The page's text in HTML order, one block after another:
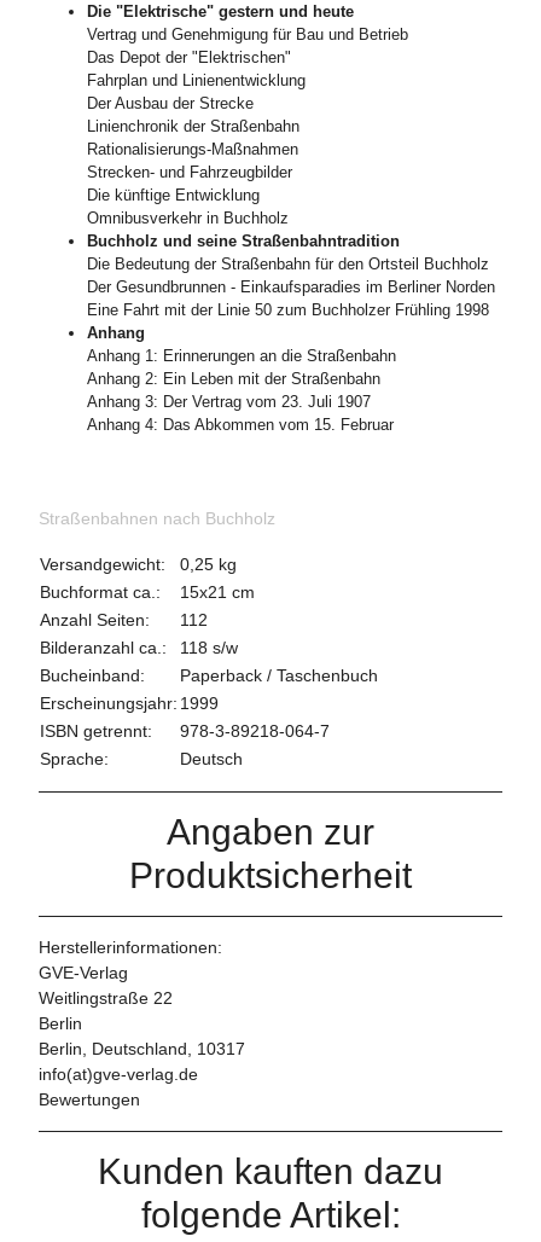
Die "Elektrische" gestern und heute
Vertrag und Genehmigung für Bau und Betrieb
Das Depot der "Elektrischen"
Fahrplan und Linienentwicklung
Der Ausbau der Strecke
Linienchronik der Straßenbahn
Rationalisierungs-Maßnahmen
Strecken- und Fahrzeugbilder
Die künftige Entwicklung
Omnibusverkehr in Buchholz
Buchholz und seine Straßenbahntradition
Die Bedeutung der Straßenbahn für den Ortsteil Buchholz
Der Gesundbrunnen - Einkaufsparadies im Berliner Norden
Eine Fahrt mit der Linie 50 zum Buchholzer Frühling 1998
Anhang
Anhang 1: Erinnerungen an die Straßenbahn
Anhang 2: Ein Leben mit der Straßenbahn
Anhang 3: Der Vertrag vom 23. Juli 1907
Anhang 4: Das Abkommen vom 15. Februar
Straßenbahnen nach Buchholz
Versandgewicht:
0,25 kg
Buchformat ca.:
15x21 cm
Anzahl Seiten:
112
Bilderanzahl ca.:
118 s/w
Bucheinband:
Paperback / Taschenbuch
Erscheinungsjahr: 1999
ISBN getrennt:
978-3-89218-064-7
Sprache:
Deutsch
Angaben zur
Produktsicherheit
Herstellerinformationen:
GVE-Verlag
Weitlingstraße 22
Berlin
Berlin, Deutschland, 10317
info(at)gve-verlag.de
Bewertungen
Kunden kauften dazu
folgende Artikel: